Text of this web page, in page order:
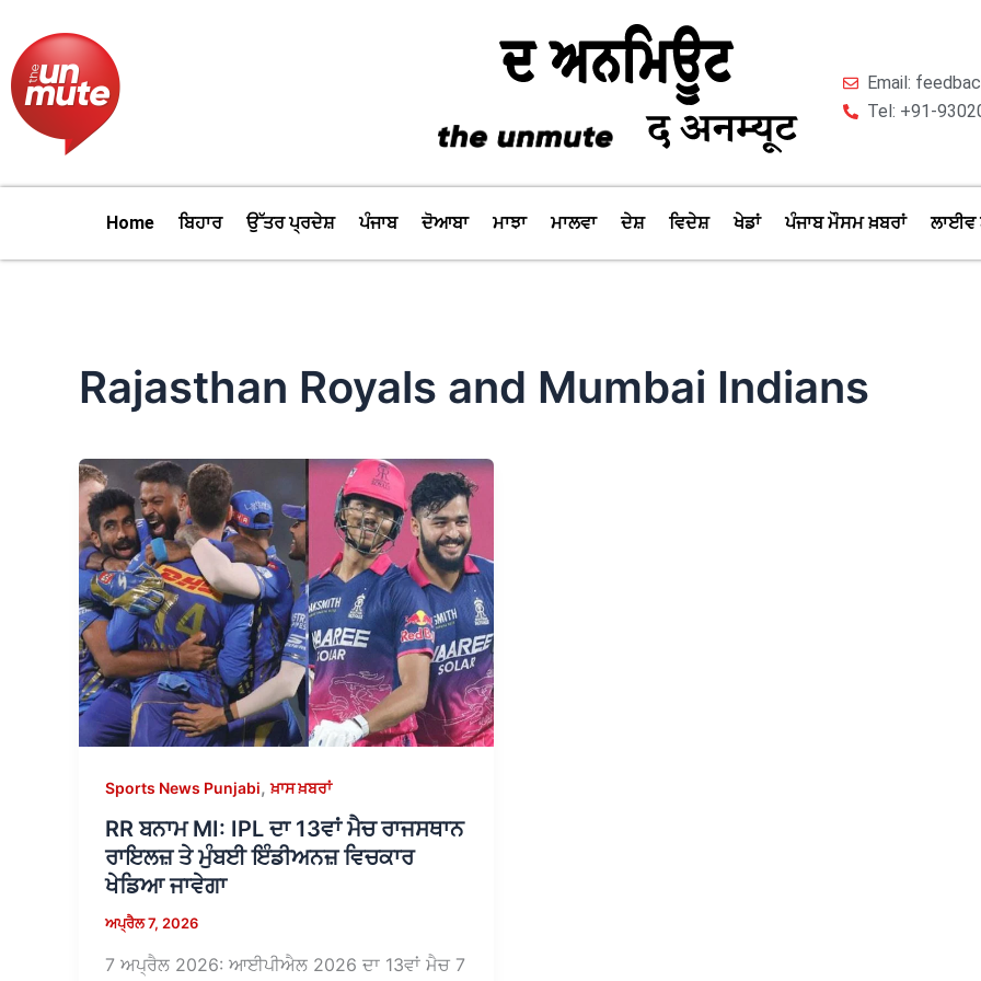
content
Email:
Tel: +91-
Home ਬਿਹਾਰ ਉੱਤਰ ਪ੍ਰਦੇਸ਼ ਪੰਜਾਬ ਦੋਆਬਾ ਮਾਝਾ ਮਾਲਵਾ ਦੇਸ਼ ਵਿਦੇਸ਼ ਖੇਡਾਂ ਪੰਜਾਬ ਮੌਸਮ ਖ਼ਬਰਾਂ ਲਾਈਵ
Rajasthan Royals and Mumbai Indians
Sports News Punjabi,ਖ਼ਾਸ ਖ਼ਬਰਾਂ
RR ਬਨਾਮ MI: IPL ਦਾ 13ਵਾਂ ਮੈਚ ਰਾਜਸਥਾਨ
ਰਾਇਲਜ਼ ਤੇ ਮੁੰਬਈ ਇੰਡੀਅਨਜ਼ ਵਿਚਕਾਰ
ਖੇਡਿਆ ਜਾਵੇਗਾ
ਅਪ੍ਰੈਲ 7, 2026
7 ਅਪ੍ਰੈਲ 2026: ਆਈਪੀਐਲ 2026 ਦਾ 13ਵਾਂ ਮੈਚ 7